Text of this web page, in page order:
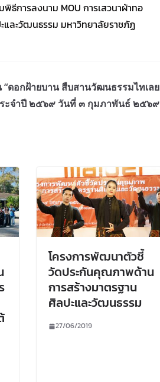
ธีการลงนาม MOU การเสวนาผ้าทอ
และวัฒนธรรม มหาวิทยาลัยราชภัฏ
“ดอกฝ้ายบาน สืบสานวัฒนธรรมไทเลย
ะจำปี ๒๕๖๙ วันที่ ๓ กุมภาพันธ์ ๒๕๖๙
โครงการพัฒนาตัวชี้
วัดประกันคุณภาพด้าน
การสร้างมาตรฐาน
ศิลปะและวัฒนธรรม
27/06/2019